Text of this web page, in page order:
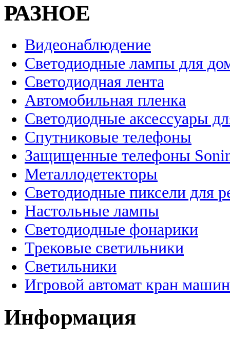
РАЗНОЕ
Видеонаблюдение
Светодиодные лампы для
Светодиодная лента
Автомобильная пленка
Светодиодные аксессуары
Спутниковые телефоны
Защищенные телефоны
Металлодетекторы
Светодиодные пиксели для
Настольные лампы
Светодиодные фонарики
Трековые светильники
Светильники
Игровой автомат кран
Информация